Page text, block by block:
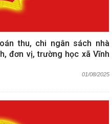
thu, chi ngân sách nhà
đơn vị, trường học xã Vĩnh
01/08/2025